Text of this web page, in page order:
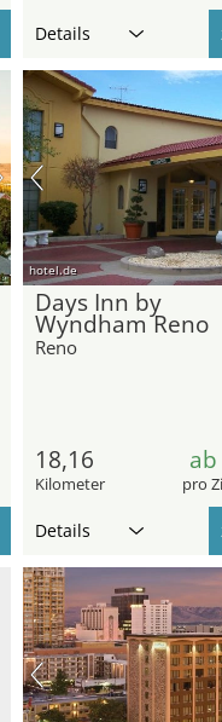
Details
hotel.de
Days Inn by
Wyndham Reno
Reno
18,16
Kilometer
ab
pro
Details